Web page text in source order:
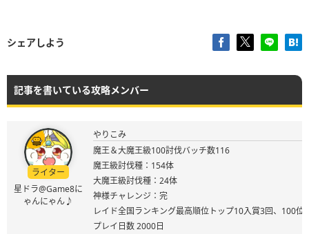
シェアしよう
記事を書いている攻略メンバー
ライター
星ドラ@Game8に
ゃんにゃん♪
やりこみ
魔王＆大魔王級100討伐バッチ数116
魔王級討伐種：154体
大魔王級討伐種：24体
神様チャレンジ：完
レイド全国ランキング最高順位トップ10入賞3回、100位
プレイ日数 2000日